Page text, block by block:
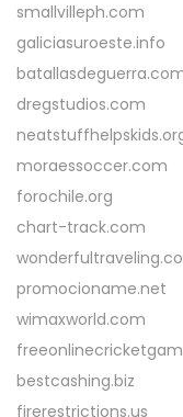
smallvilleph.com
galiciasuroeste.info
dregstudios.com
moraessoccer.com
forochile.org
chart-track.com
promocioname.net
wimaxworld.com
bestcashing.biz
firerestrictions.us